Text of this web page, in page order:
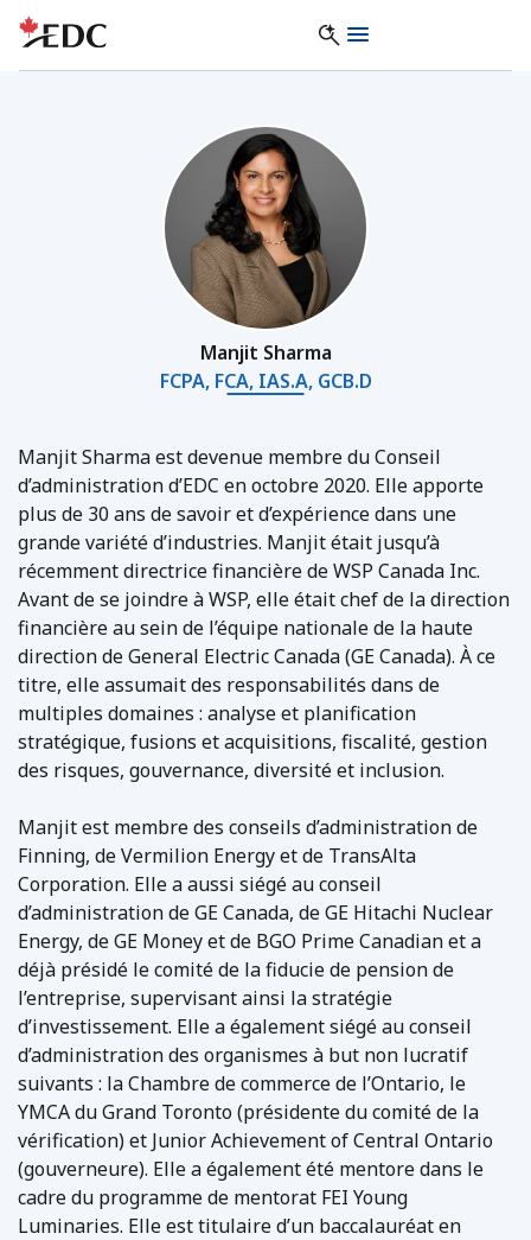
Manjit Sharma
FCPA, FCA, IAS.A, GCB.D
Manjit Sharma est devenue membre du Conseil
d’administration d’EDC en octobre 2020. Elle apporte
plus de 30 ans de savoir et d’expérience dans une
grande variété d’industries. Manjit était jusqu’à
récemment directrice financière de WSP Canada Inc.
Avant de se joindre à WSP, elle était chef de la direction
financière au sein de l’équipe nationale de la haute
direction de General Electric Canada (GE Canada). À ce
titre, elle assumait des responsabilités dans de
multiples domaines : analyse et planification
stratégique, fusions et acquisitions, fiscalité, gestion
des risques, gouvernance, diversité et inclusion.
Manjit est membre des conseils d’administration de
Finning, de Vermilion Energy et de TransAlta
Corporation. Elle a aussi siégé au conseil
d’administration de GE Canada, de GE Hitachi Nuclear
Energy, de GE Money et de BGO Prime Canadian et a
déjà présidé le comité de la fiducie de pension de
l’entreprise, supervisant ainsi la stratégie
d’investissement. Elle a également siégé au conseil
d’administration des organismes à but non lucratif
suivants : la Chambre de commerce de l’Ontario, le
YMCA du Grand Toronto (présidente du comité de la
vérification) et Junior Achievement of Central Ontario
(gouverneure). Elle a également été mentore dans le
cadre du programme de mentorat FEI Young
Luminaries. Elle est titulaire d’un baccalauréat en